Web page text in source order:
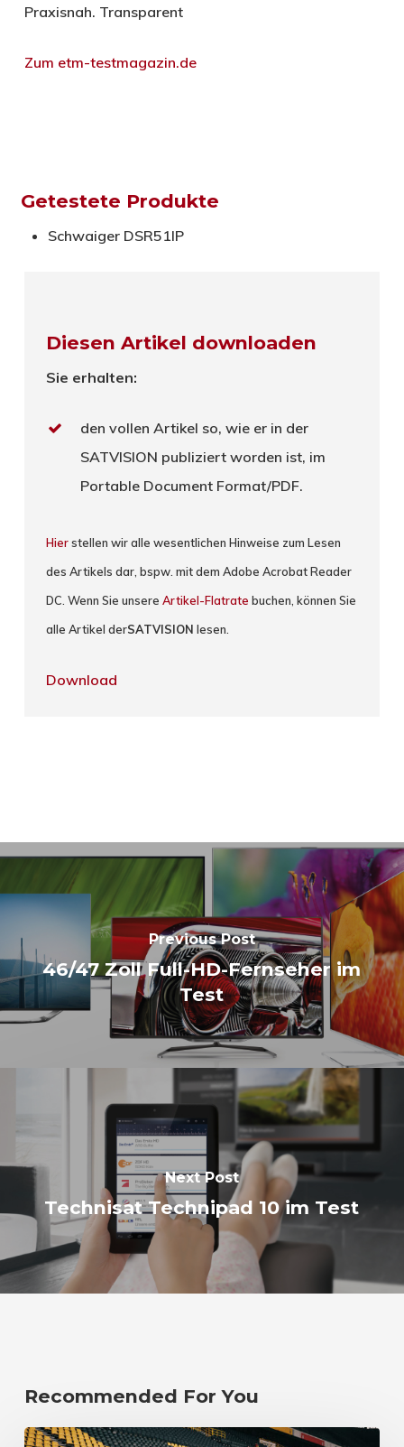
Praxisnah. Transparent
Zum etm-testmagazin.de
Getestete Produkte
Schwaiger DSR51IP
Diesen Artikel downloaden
Sie erhalten:
den vollen Artikel so, wie er in der
SATVISION publiziert worden ist, im
Portable Document Format/PDF.
Hierstellen wir alle wesentlichen Hinweise zum Lesen
des Artikels dar, bspw. mit dem Adobe Acrobat Reader
DC. Wenn Sie unsereArtikel-Flatrate buchen, können Sie
alle Artikel derSATVISION lesen.
Download
Previous Post
46/47 Zoll Full-HD-Fernseher im
Test
Next Post
Technisat Technipad 10 im Test
Recommended For You